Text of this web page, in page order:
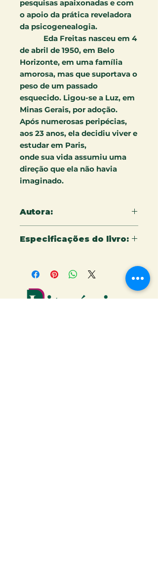
pesquisas apaixonadas e com
o apoio da prática reveladora
da psicogenealogia.
Eda Freitas nasceu em 4
de abril de 1950, em Belo
Horizonte, em uma família
amorosa, mas que suportava o
peso de um passado
esquecido. Ligou-se a Luz, em
Minas Gerais, por adoção.
Após numerosas peripécias,
aos 23 anos, ela decidiu viver e
estudar em Paris,
onde sua vida assumiu uma
direção que ela não havia
imaginado.
Autora:
Especificações do livro: